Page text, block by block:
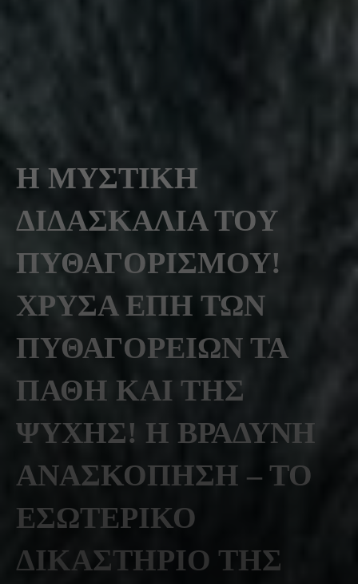
Η ΜΥΣΤΙΚΗ
ΔΙΔΑΣΚΑΛΙΑ ΤΟΥ
ΠΥΘΑΓΟΡΙΣΜΟΥ!
ΧΡΥΣΑ ΕΠΗ ΤΩΝ
ΠΥΘΑΓΟΡΕΙΩΝ ΤΑ
ΠΑΘΗ ΚΑΙ ΤΗΣ
ΨΥΧΗΣ! Η ΒΡΑΔΥΝΗ
ΑΝΑΣΚΟΠΗΣΗ – ΤΟ
ΕΣΩΤΕΡΙΚΟ
ΔΙΚΑΣΤΗΡΙΟ ΤΗΣ